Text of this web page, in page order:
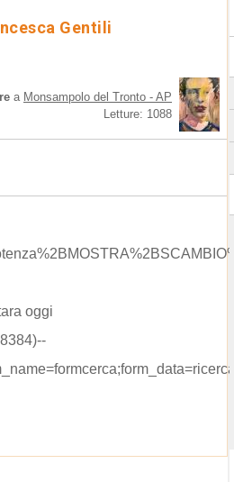
Gentili
a Monsampolo del Tronto - AP
Letture: 1088
oggi